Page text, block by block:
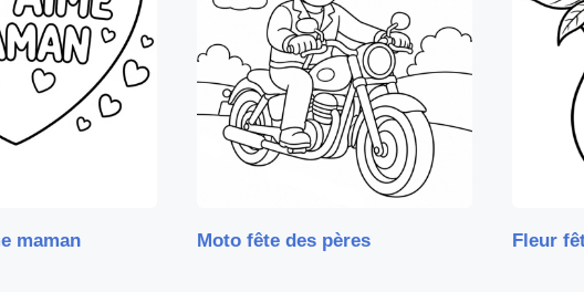
maman Moto fête des pères Fleur